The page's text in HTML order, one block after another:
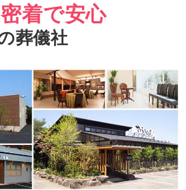
着で安心
葬儀社